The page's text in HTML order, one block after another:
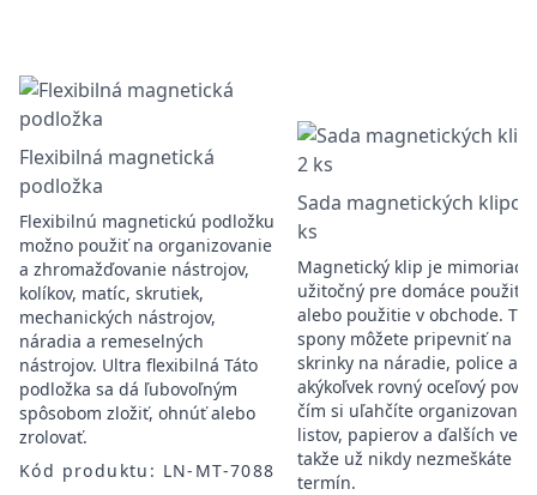
Flexibilná magnetická
podložka
Flexibilnú magnetickú podložku
možno použiť na organizovanie
a zhromažďovanie nástrojov,
kolíkov, matíc, skrutiek,
mechanických nástrojov,
náradia a remeselných
nástrojov. Ultra flexibilná Táto
podložka sa dá ľubovoľným
spôsobom zložiť, ohnúť alebo
zrolovať.
Kód produktu: LN-MT-7088
Sada magnetických
ks
Magnetický klip je
užitočný pre domáce použitie
alebo použitie v obchode.
spony môžete pripevniť na
skrinky na náradie, police
akýkoľvek rovný oceľový
čím si uľahčíte organizovanie
listov, papierov a ďalších vecí,
takže už nikdy nezmeškáte
termín.